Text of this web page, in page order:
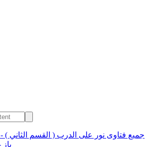
جميع فتاوى نور على الدرب ( القسم الثاني ) -